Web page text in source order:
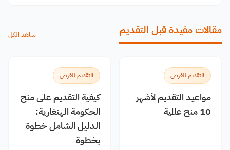
مقالات مفيدة قبل التقديم شاهد الكل
التقديم للفرص
مواعيد التقديم لأشهر
10 منح عالمية
التقديم للفرص
كيفية التقديم على منح
الحكومة الهنغارية:
الدليل الشامل خطوة
بخطوة